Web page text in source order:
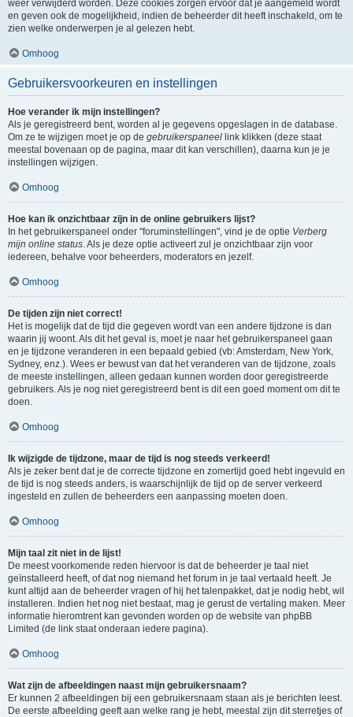
weer verwijderd worden. Deze cookies zorgen ervoor dat je aangemeld wordt
en geven ook de mogelijkheid, indien de beheerder dit heeft inschakeld, om te
zien welke onderwerpen je al gelezen hebt.
Omhoog
Gebruikersvoorkeuren en instellingen
Hoe verander ik mijn instellingen?
Als je geregistreerd bent, worden al je gegevens opgeslagen in de database.
Om ze te wijzigen moet je op de gebruikerspaneel link klikken (deze staat
meestal bovenaan op de pagina, maar dit kan verschillen), daarna kun je je
instellingen wijzigen.
Omhoog
Hoe kan ik onzichtbaar zijn in de online gebruikers lijst?
In het gebruikerspaneel onder "foruminstellingen", vind je de optie Verberg
mijn online status. Als je deze optie activeert zul je onzichtbaar zijn voor
iedereen, behalve voor beheerders, moderators en jezelf.
Omhoog
De tijden zijn niet correct!
Het is mogelijk dat de tijd die gegeven wordt van een andere tijdzone is dan
waarin jij woont. Als dit het geval is, moet je naar het gebruikerspaneel gaan
en je tijdzone veranderen in een bepaald gebied (vb: Amsterdam, New York,
Sydney, enz.). Wees er bewust van dat het veranderen van de tijdzone, zoals
de meeste instellingen, alleen gedaan kunnen worden door geregistreerde
gebruikers. Als je nog niet geregistreerd bent is dit een goed moment om dit te
doen.
Omhoog
Ik wijzigde de tijdzone, maar de tijd is nog steeds verkeerd!
Als je zeker bent dat je de correcte tijdzone en zomertijd goed hebt ingevuld en
de tijd is nog steeds anders, is waarschijnlijk de tijd op de server verkeerd
ingesteld en zullen de beheerders een aanpassing moeten doen.
Omhoog
Mijn taal zit niet in de lijst!
De meest voorkomende reden hiervoor is dat de beheerder je taal niet
geïnstalleerd heeft, of dat nog niemand het forum in je taal vertaald heeft. Je
kunt altijd aan de beheerder vragen of hij het talenpakket, dat je nodig hebt, wil
installeren. Indien het nog niet bestaat, mag je gerust de vertaling maken. Meer
informatie hieromtrent kan gevonden worden op de website van phpBB
Limited (de link staat onderaan iedere pagina).
Omhoog
Wat zijn de afbeeldingen naast mijn gebruikersnaam?
Er kunnen 2 afbeeldingen bij een gebruikersnaam staan als je berichten leest.
De eerste afbeelding geeft aan welke rang je hebt, meestal zijn dit sterretjes of